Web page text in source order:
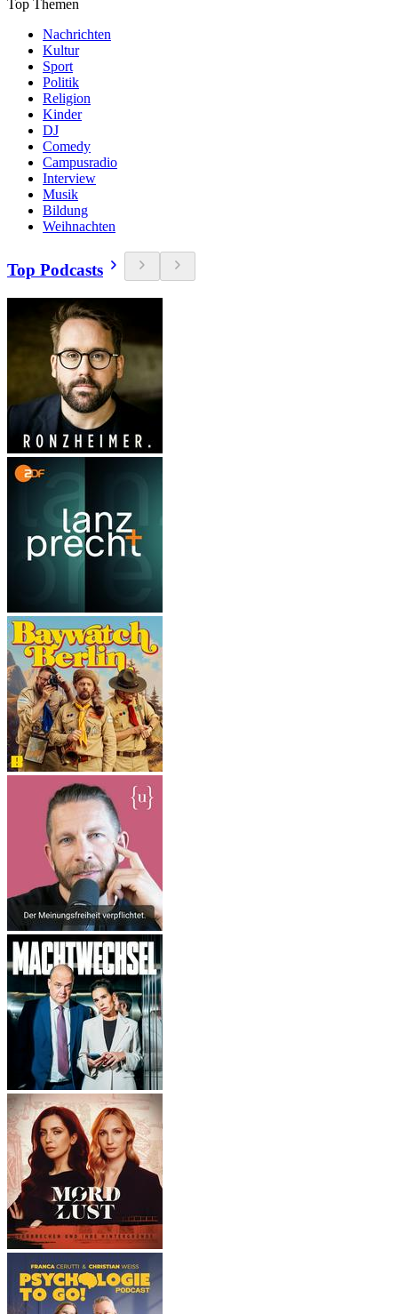
Top Themen
Nachrichten
Kultur
Sport
Politik
Religion
Kinder
DJ
Comedy
Campusradio
Interview
Musik
Bildung
Weihnachten
Top Podcasts